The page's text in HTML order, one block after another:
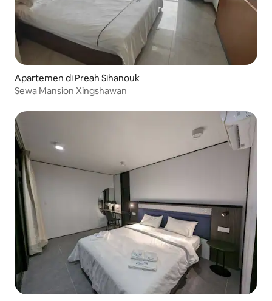
Apartemen di Preah Sihanouk
Sewa Mansion Xingshawan